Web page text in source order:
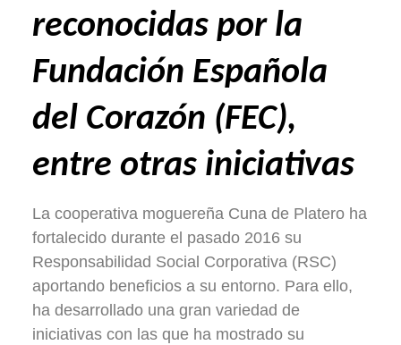
reconocidas por la
Fundación Española
del Corazón (FEC),
entre otras iniciativas
La cooperativa moguereña Cuna de Platero ha
fortalecido durante el pasado 2016 su
Responsabilidad Social Corporativa (RSC)
aportando beneficios a su entorno. Para ello,
ha desarrollado una gran variedad de
iniciativas con las que ha mostrado su